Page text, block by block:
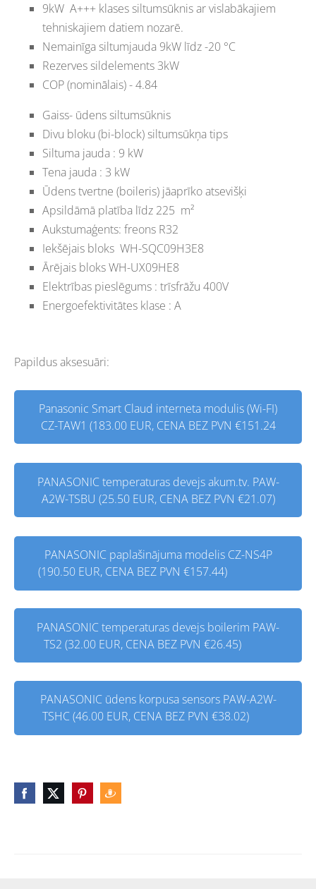
9kW A+++ klases siltumsūknis ar vislabākajiem
tehniskajiem datiem nozarē.
Nemainīga siltumjauda 9kW līdz -20 °C
Rezerves sildelements 3kW
COP (nominālais) - 4.84
Gaiss- ūdens siltumsūknis
Divu bloku (bi-block) siltumsūkņa tips
Siltuma jauda : 9 kW
Tena jauda : 3 kW
Ūdens tvertne (boileris) jāaprīko atsevišķi
Apsildāmā platība līdz 225 m²
Aukstumaģents: freons R32
Iekšējais bloks WH-SQC09H3E8
Ārējais bloks WH-UX09HE8
Elektrības pieslēgums : trīsfrāžu 400V
Energoefektivitātes klase : A
Papildus aksesuāri:
Panasonic Smart Claud interneta modulis (Wi-FI)
CZ-TAW1 (183.00 EUR, CENA BEZ PVN €151.24
PANASONIC temperaturas devejs akum.tv. PAW-
A2W-TSBU (25.50 EUR, CENA BEZ PVN €21.07)
PANASONIC paplašinājuma modelis CZ-NS4P
(190.50 EUR, CENA BEZ PVN €157.44)
PANASONIC temperaturas devejs boilerim PAW-
TS2 (32.00 EUR, CENA BEZ PVN €26.45)
PANASONIC ūdens korpusa sensors PAW-A2W-
TSHC (46.00 EUR, CENA BEZ PVN €38.02)